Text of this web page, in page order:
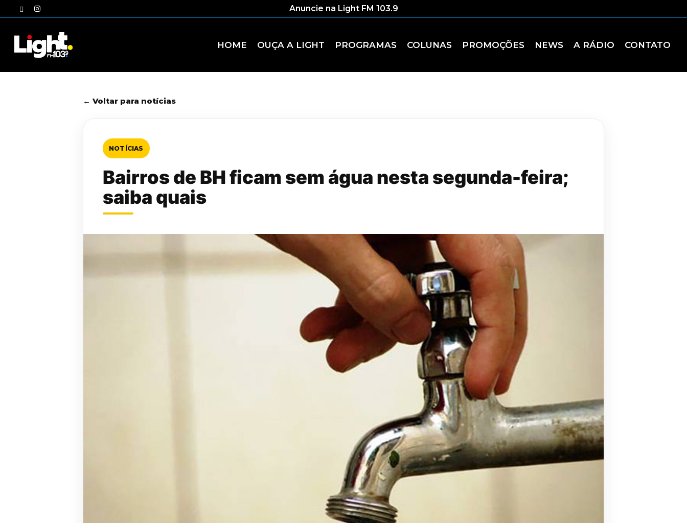
to
twitterinstagram Anuncie na Light FM 103.9
HOME OUÇA A LIGHT PROGRAMAS COLUNAS PROMOÇÕES NEWS A RÁDIO CONTATO
← Voltar para notícias
NOTÍCIAS
Bairros de BH ficam sem água nesta segunda-feira;
saiba quais